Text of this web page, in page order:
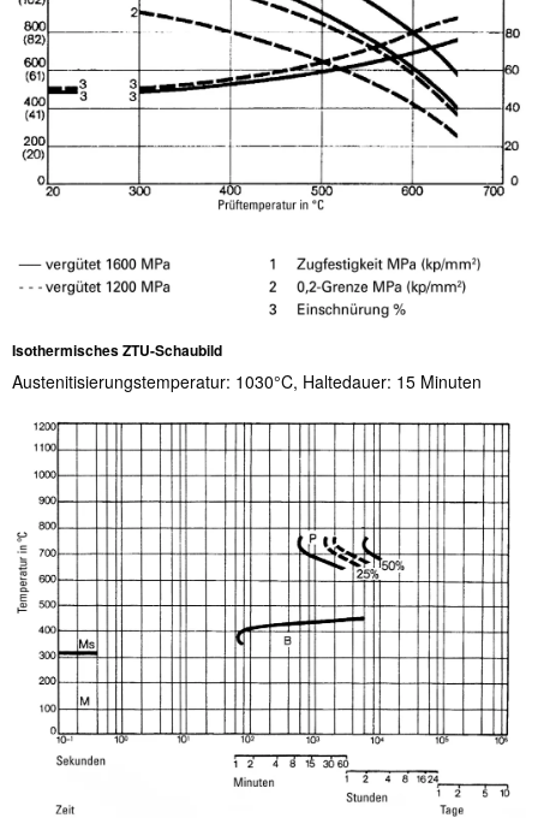
Isothermisches ZTU-Schaubild
Austenitisierungstemperatur: 1030°C, Haltedauer: 15 Minuten